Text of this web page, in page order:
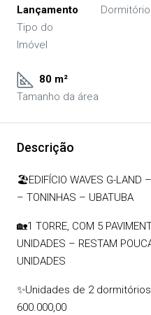
Lançamento
Tipo do
Imóvel
80 m²
Tamanho da área
Descrição
🏖️EDIFÍCIO WAVES G-LAND
– TONINHAS – UBATUBA
🏡1 TORRE, COM 5
UNIDADES – RESTAM
UNIDADES
✨Unidades de 2
600.000,00